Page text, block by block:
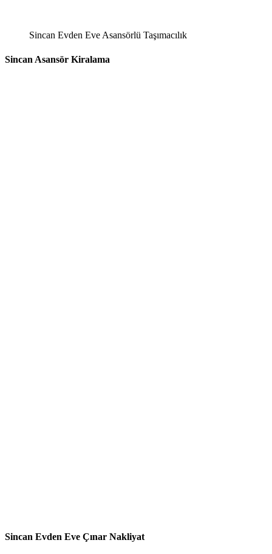
Sincan Evden Eve Asansörlü Taşımacılık
Sincan Asansör Kiralama
Sincan Evden Eve Çınar Nakliyat